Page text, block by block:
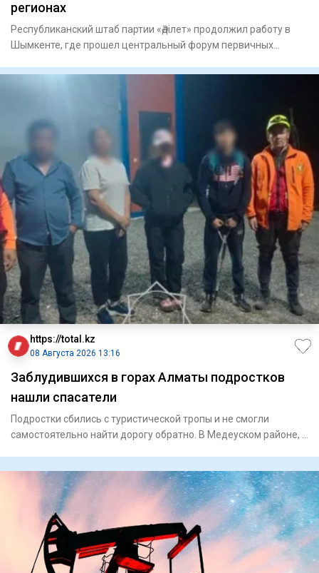
регионах
Республиканский штаб партии «Әділет» продолжил работу в
Шымкенте, где прошел центральный форум первичных
https://total.kz
08 Августа 2026 13:16
Заблудившихся в горах Алматы подростков
нашли спасатели
Подростки сбились с туристической тропы и не смогли
самостоятельно найти дорогу обратно. В Медеуском районе, в